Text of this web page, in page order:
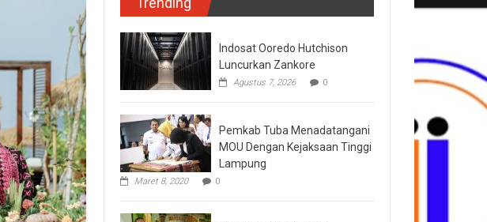
Indosat Ooredo Hutchison
Luncurkan Zankore
Agustus 7, 2026 0
Pemkab Tuba Menadatangani
MOU Dengan Kejaksaan Tinggi
Lampung
Maret 8, 2020 0